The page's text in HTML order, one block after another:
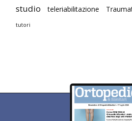
studio teleriabilitazione
tutori